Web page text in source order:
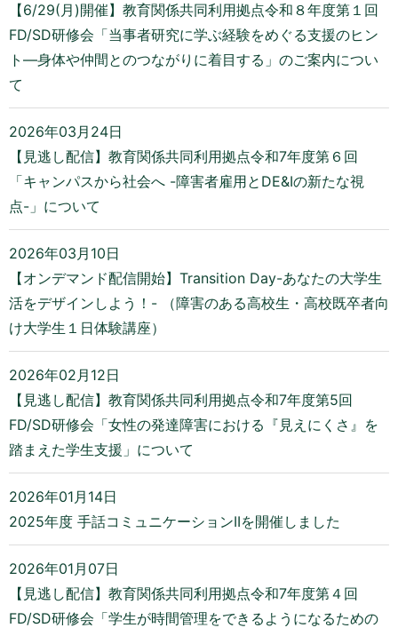
【6/29(月)開催】教育関係共同利用拠点令和８年度第１回
FD/SD研修会「当事者研究に学ぶ経験をめぐる支援のヒン
ト―身体や仲間とのつながりに着目する」のご案内につい
て
2026年03月24日
【見逃し配信】教育関係共同利用拠点令和7年度第６回
「キャンパスから社会へ -障害者雇用とDE&Iの新たな視
点-」について
2026年03月10日
【オンデマンド配信開始】Transition Day-あなたの大学生
活をデザインしよう！- （障害のある高校生・高校既卒者向
け大学生１日体験講座）
2026年02月12日
【見逃し配信】教育関係共同利用拠点令和7年度第5回
FD/SD研修会「女性の発達障害における『見えにくさ』を
踏まえた学生支援」について
2026年01月14日
2025年度 手話コミュニケーションIIを開催しました
2026年01月07日
【見逃し配信】教育関係共同利用拠点令和7年度第４回
FD/SD研修会「学生が時間管理をできるようになるための